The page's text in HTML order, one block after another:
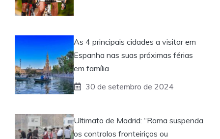
As 4 principais cidades a visitar em
Espanha nas suas próximas férias
em família
30 de setembro de 2024
Ultimato de Madrid: “Roma suspenda
os controlos fronteiriços ou